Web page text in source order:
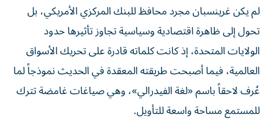
لم يكن غرينسبان مجرد محافظ للبنك المركزي الأمريكي، بل
تحول إلى ظاهرة اقتصادية وسياسية تجاوز تأثيرها حدود
الولايات المتحدة، إذ كانت كلماته قادرة على تحريك الأسواق
العالمية، فيما أصبحت طريقته المعقدة في الحديث نموذجاً لما
عُرف لاحقاً باسم «لغة الفيدرالي»، وهي صياغات غامضة تترك
للمستمع مساحة واسعة للتأويل.